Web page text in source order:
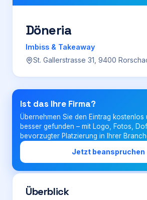
Preise
Für Firmen
Login
Firma eintragen
Döneria
Imbiss & Takeaway
St. Gallerstrasse 31, 9400
Ist das Ihre Firma?
Übernehmen Sie den Eintrag kostenlos
besser gefunden – mit Logo, Fotos,
bevorzugter Platzierung in Ihrer
Jetzt beanspruchen
Überblick